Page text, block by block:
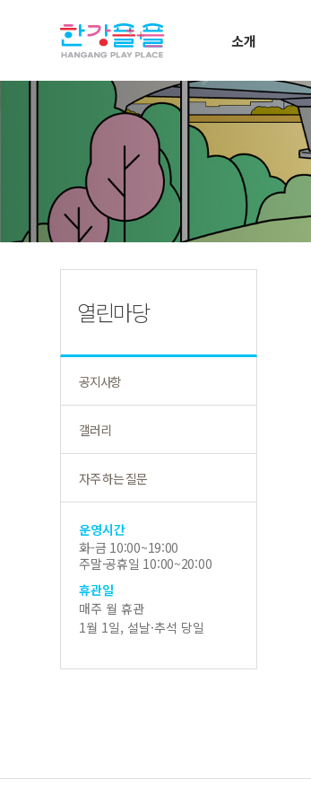
소개
열린마당
공지사항
갤러리
자주 하는 질문
운영시간
화-금 10:00~19:00
주말·공휴일 10:00~20:00
휴관일
매주 월 휴관
1월 1일, 설날·추석 당일